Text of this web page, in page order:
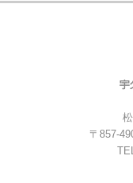
〒857-